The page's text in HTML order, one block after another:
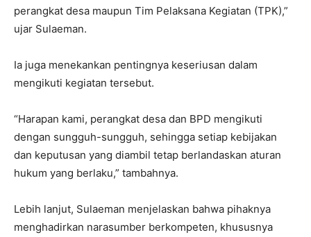
perangkat desa maupun Tim Pelaksana Kegiatan (TPK),”
ujar Sulaeman.
Ia juga menekankan pentingnya keseriusan dalam
mengikuti kegiatan tersebut.
“Harapan kami, perangkat desa dan BPD mengikuti
dengan sungguh-sungguh, sehingga setiap kebijakan
dan keputusan yang diambil tetap berlandaskan aturan
hukum yang berlaku,” tambahnya.
Lebih lanjut, Sulaeman menjelaskan bahwa pihaknya
menghadirkan narasumber berkompeten, khususnya